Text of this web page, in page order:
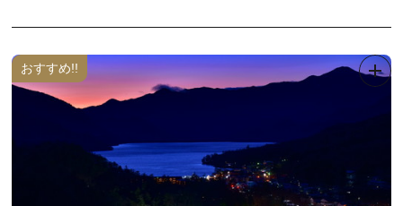
・五十里ダム７０周年アニバーサリーカード ➡ 五十里ダム管理支
※お一人様につき１枚までとなります。
◆ダムカードホルダー◆
サリー使用のダムカードホルダーを配布します。
※４ダムすべてのスタンプを集めた最後のダムで配布します。
おすすめ!!